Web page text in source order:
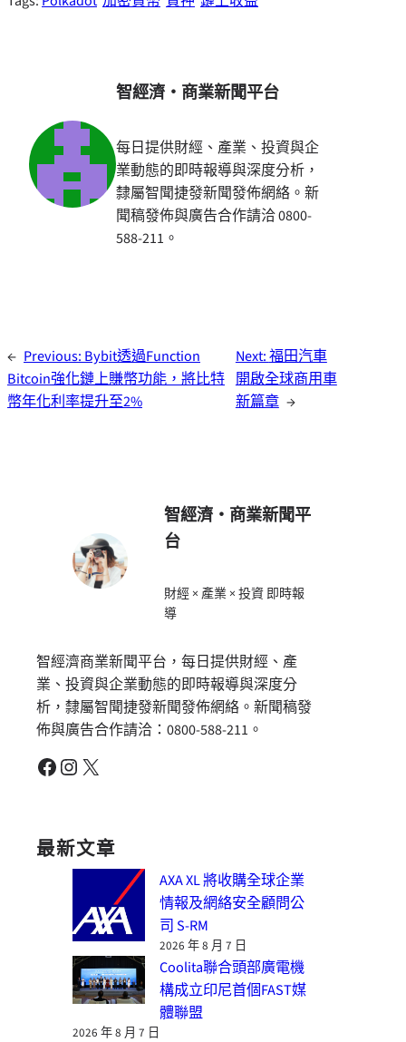
智經濟・商業新聞平台
每日提供財經、產業、投資與企
業動態的即時報導與深度分析，
隸屬智聞捷發新聞發佈網絡。新
聞稿發佈與廣告合作請洽 0800-
588-211。
← Previous: Bybit透過Function
Bitcoin強化鏈上賺幣功能，將比特
幣年化利率提升至2%
Next:福田汽車
開啟全球商用車
新篇章 →
智經濟・商業新聞平
台
財經 × 產業 × 投資 即時報
導
智經濟商業新聞平台，每日提供財經、產
業、投資與企業動態的即時報導與深度分
析，隸屬智聞捷發新聞發佈網絡。新聞稿發
佈與廣告合作請洽：0800-588-211。
Facebook Instagram X
最新文章
AXA XL 將收購全球企業
情報及網絡安全顧問公
司 S-RM
2026 年 8 月 7 日
Coolita聯合頭部廣電機
構成立印尼首個FAST媒
體聯盟
2026 年 8 月 7 日